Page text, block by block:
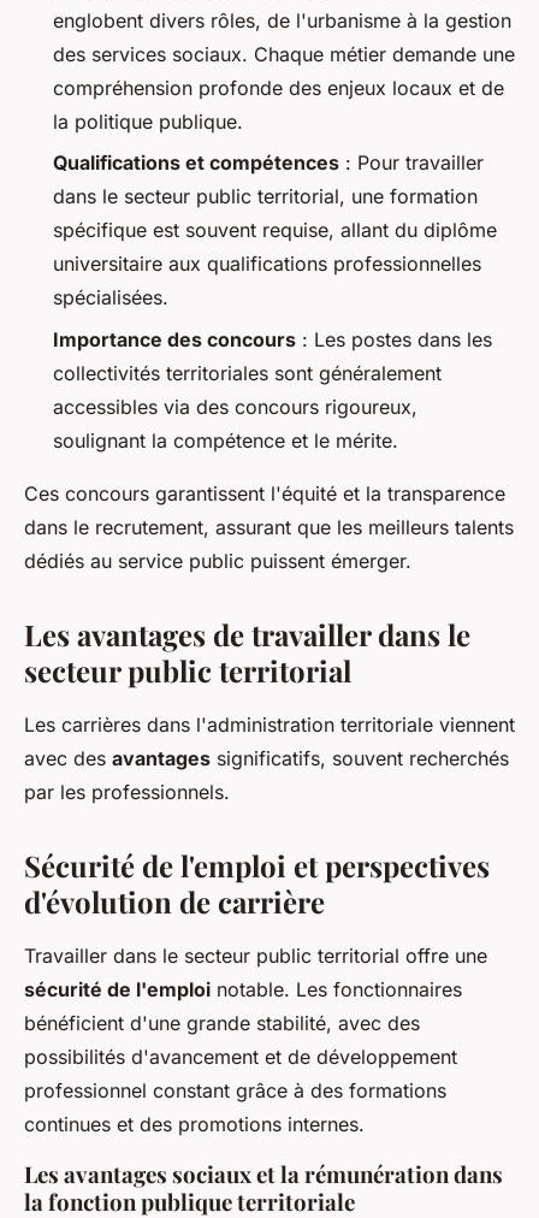
englobent divers rôles, de l'urbanisme à la gestion
des services sociaux. Chaque métier demande une
compréhension profonde des enjeux locaux et de
la politique publique.
Qualifications et compétences : Pour travailler
dans le secteur public territorial, une formation
spécifique est souvent requise, allant du diplôme
universitaire aux qualifications professionnelles
spécialisées.
Importance des concours : Les postes dans les
collectivités territoriales sont généralement
accessibles via des concours rigoureux,
soulignant la compétence et le mérite.
Ces concours garantissent l'équité et la transparence
dans le recrutement, assurant que les meilleurs talents
dédiés au service public puissent émerger.
Les avantages de travailler dans le
secteur public territorial
Les carrières dans l'administration territoriale viennent
avec des avantages significatifs, souvent recherchés
par les professionnels.
Sécurité de l'emploi et perspectives
d'évolution de carrière
Travailler dans le secteur public territorial offre une
sécurité de l'emploi notable. Les fonctionnaires
bénéficient d'une grande stabilité, avec des
possibilités d'avancement et de développement
professionnel constant grâce à des formations
continues et des promotions internes.
Les avantages sociaux et la rémunération dans
la fonction publique territoriale